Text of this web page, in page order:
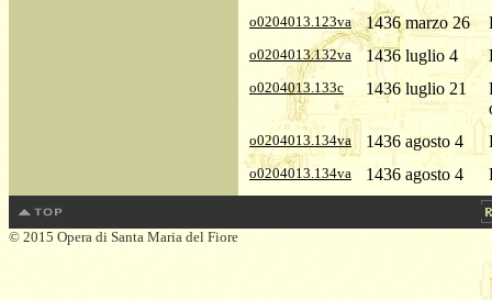
o0204013.123va 1436 marzo 26
o0204013.132va 1436 luglio 4
o0204013.133c 1436 luglio 21
o0204013.134va 1436 agosto 4
o0204013.134va 1436 agosto 4
© 2015 Opera di Santa Maria del Fiore